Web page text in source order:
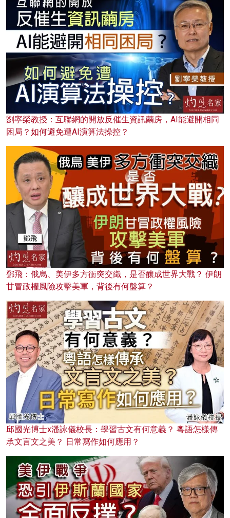
劉寧榮教授：互聯網的開放反催生資訊繭房，AI能避開相同
困局？如何避免遭AI演算法操控？
鄧飛：俄烏、美伊多方衝突交織，是否釀成世界大戰？ 伊朗
甘冒政權風險攻擊美軍，背後有何盤算？
邱國光博士x潘詠儀校長：學習古文有何意義？ 粵語怎樣傳
承文言文之美？ 日常寫作如何應用？